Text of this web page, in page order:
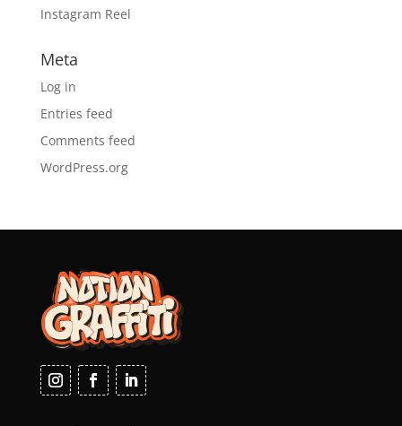
Instagram Reel
Meta
Log in
Entries feed
Comments feed
WordPress.org